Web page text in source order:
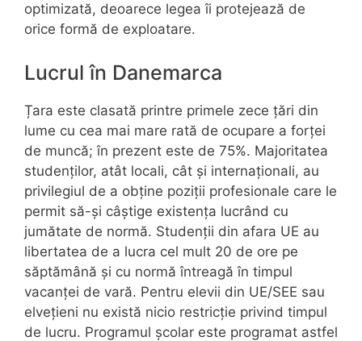
optimizată, deoarece legea îi protejează de
orice formă de exploatare.
Lucrul în Danemarca
Țara este clasată printre primele zece țări din
lume cu cea mai mare rată de ocupare a forței
de muncă; în prezent este de 75%. Majoritatea
studenților, atât locali, cât și internaționali, au
privilegiul de a obține poziții profesionale care le
permit să-și câștige existența lucrând cu
jumătate de normă. Studenții din afara UE au
libertatea de a lucra cel mult 20 de ore pe
săptămână și cu normă întreagă în timpul
vacanței de vară. Pentru elevii din UE/SEE sau
elvețieni nu există nicio restricție privind timpul
de lucru. Programul școlar este programat astfel